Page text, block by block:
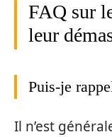
FAQ sur
leur
Puis-je
Il n’est